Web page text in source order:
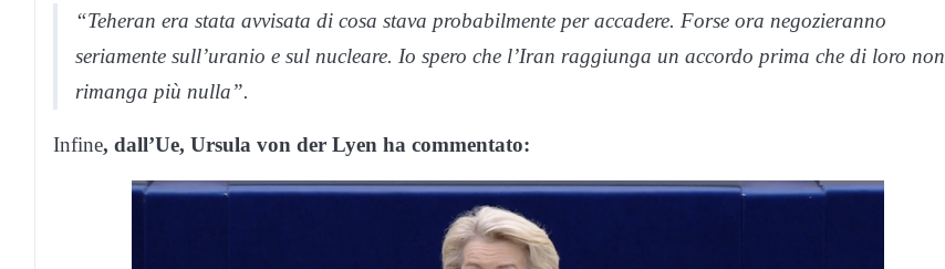
“Teheran era stata avvisata di cosa stava probabilmente per accadere. Forse ora negozieranno
seriamente sull’uranio e sul nucleare. Io spero che l’Iran raggiunga un accordo prima che di loro non
rimanga più nulla”.
Infine, dall’Ue, Ursula von der Lyen ha commentato: